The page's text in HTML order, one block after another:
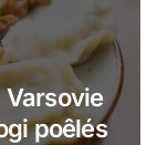
Varsovie
poêlés